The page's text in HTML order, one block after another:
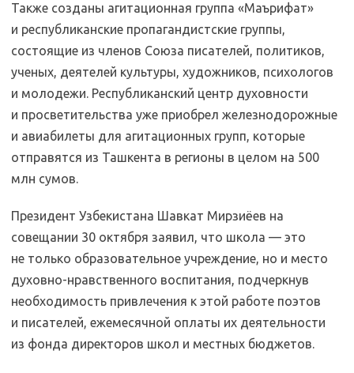
Также созданы агитационная группа «Маърифат»
и республиканские пропагандистские группы,
состоящие из членов Союза писателей, политиков,
ученых, деятелей культуры, художников, психологов
и молодежи. Республиканский центр духовности
и просветительства уже приобрел железнодорожные
и авиабилеты для агитационных групп, которые
отправятся из Ташкента в регионы в целом на 500
млн сумов.
Президент Узбекистана Шавкат Мирзиёев на
совещании 30 октября заявил, что школа — это
не только образовательное учреждение, но и место
духовно-нравственного воспитания, подчеркнув
необходимость привлечения к этой работе поэтов
и писателей, ежемесячной оплаты их деятельности
из фонда директоров школ и местных бюджетов.